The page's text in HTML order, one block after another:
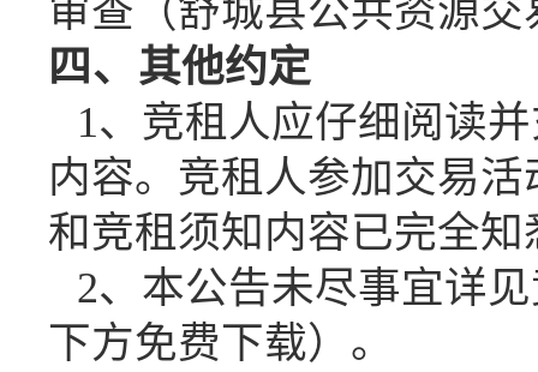
审查（舒城县公共资源交
四、 其他约定
1、竞租人应仔细阅读
内容。竞租人参加交易
和竞租须知内容已完全
2、本公告未尽事宜详
下方免费下载）。